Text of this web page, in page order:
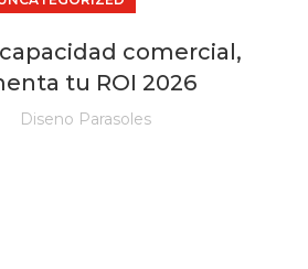
comercial,
tu ROI 2026
Diseno Parasoles